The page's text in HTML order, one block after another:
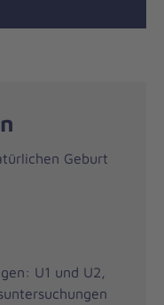
Geburt
U1 und U2,